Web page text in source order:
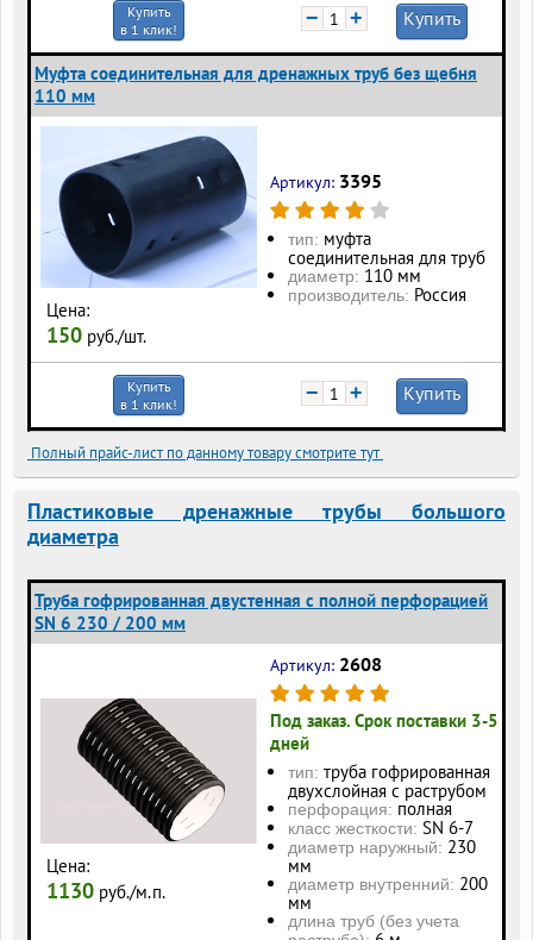
Купить
в 1 клик!
− + Купить
Муфта соединительная для дренажных труб без щебня
110 мм
Цена:
150 руб./шт.
Артикул: 3395
тип: муфта
соединительная для труб
диаметр: 110 мм
производитель: Россия
Купить
в 1 клик!
− + Купить
Полный прайс-лист по данному товару смотрите тут
Пластиковые дренажные трубы большого
диаметра
Труба гофрированная двустенная с полной перфорацией
SN 6 230 / 200 мм
Цена:
1130 руб./м.п.
Артикул: 2608
Под заказ. Срок поставки 3-5
дней
тип: труба гофрированная
двухслойная с раструбом
перфорация: полная
класс жесткости: SN 6-7
диаметр наружный: 230
мм
диаметр внутренний: 200
мм
длина труб (без учета